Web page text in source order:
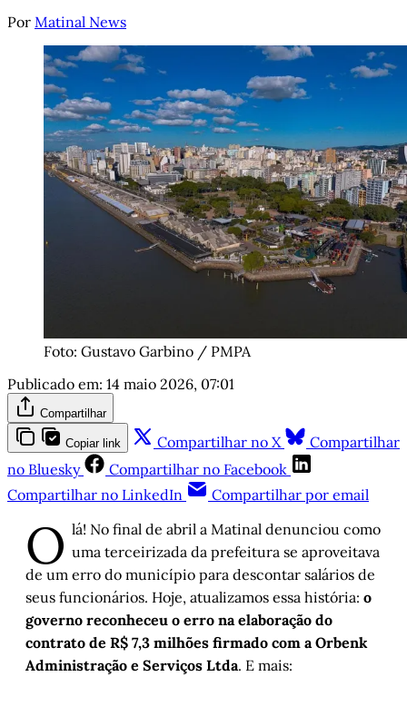
Por Matinal News
Foto: Gustavo Garbino / PMPA
Publicado em: 14 maio 2026, 07:01
Compartilhar
Copiar link Compartilhar no X
Compartilhar
no Bluesky
Compartilhar no Facebook
Compartilhar no LinkedIn
Compartilhar por email
O lá! No final de abril a Matinal denunciou como
uma terceirizada da prefeitura se aproveitava
de um erro do município para descontar salários de
seus funcionários. Hoje, atualizamos essa história: o
governo reconheceu o erro na elaboração do
contrato de R$ 7,3 milhões firmado com a Orbenk
Administração e Serviços Ltda. E mais: